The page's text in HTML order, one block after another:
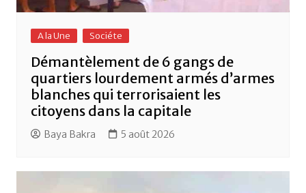
A la Une Sociéte
Démantèlement de 6 gangs de
quartiers lourdement armés d’armes
blanches qui terrorisaient les
citoyens dans la capitale
Baya Bakra 5 août 2026